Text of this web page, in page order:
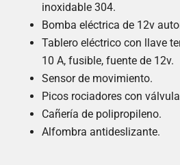
inoxidable 304.
Bomba eléctrica de 12v
Tablero eléctrico con llave
10 A, fusible, fuente de 12v.
Sensor de movimiento.
Picos rociadores con
Cañería de polipropileno.
Alfombra antideslizante.